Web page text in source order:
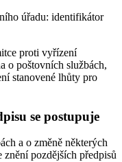
úřadu: identifikátor
proti vyřízení
o poštovních službách,
stanovené lhůty pro
se postupuje
a o změně některých
pozdějších předpisů